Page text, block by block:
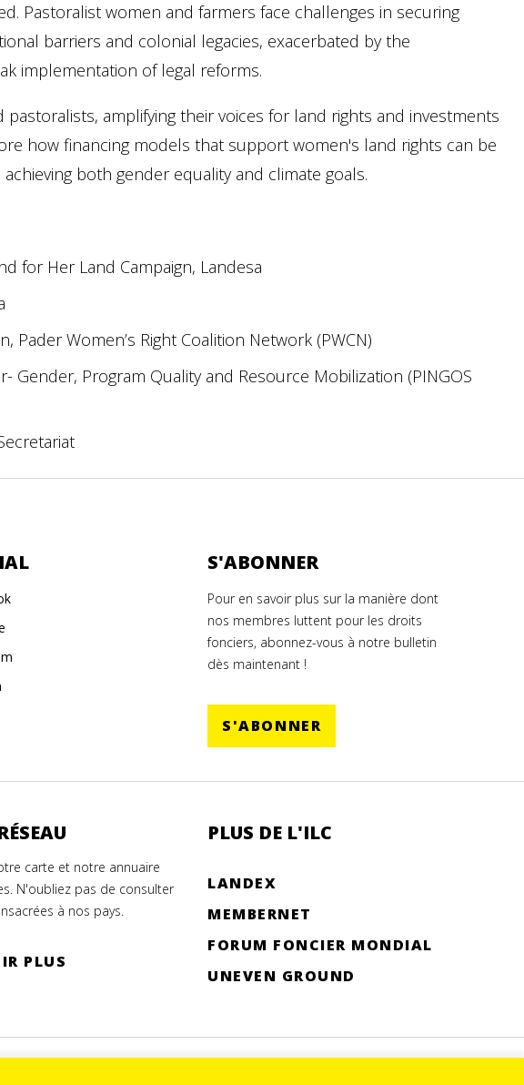
Pastoralist women and farmers face challenges in securing
barriers and colonial legacies, exacerbated by the
implementation of legal reforms.
amplifying their voices for land rights and investments
how financing models that support women's land rights can be
both gender equality and climate goals.
for Her Land Campaign, Landesa
Pader Women’s Right Coalition Network (PWCN)
Gender, Program Quality and Resource Mobilization (PINGOS
S'ABONNER
Pour en savoir plus sur la manière dont
nos membres luttent pour les droits
fonciers, abonnez-vous à notre bulletin
dès maintenant !
S'ABONNER
carte et notre annuaire
N'oubliez pas de consulter
à nos pays.
PLUS
PLUS DE L'ILC
LANDEX
MEMBERNET
FORUM FONCIER MONDIAL
UNEVEN GROUND